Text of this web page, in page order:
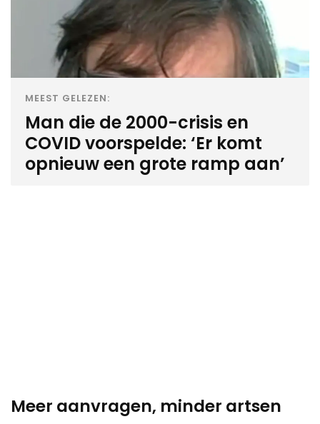
MEEST GELEZEN:
Man die de 2000-crisis en
COVID voorspelde: ‘Er komt
opnieuw een grote ramp aan’
Meer aanvragen, minder artsen